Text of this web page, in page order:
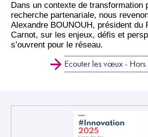
Dans un contexte de transformation
recherche partenariale, nous
Alexandre BOUNOUH, président du
Carnot, sur les enjeux, défis et
s’ouvrent pour le réseau.
Ecouter les vœux - Hors